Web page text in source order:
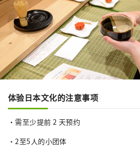
体验日本文化的注意事项
・需至少提前 2 天预约
・2至5人的小团体